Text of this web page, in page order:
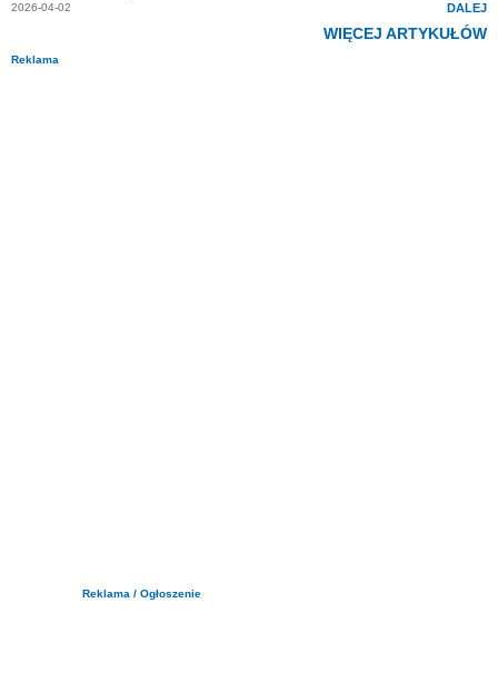
2026-04-02 DALEJ
WIĘCEJ ARTYKUŁÓW
Reklama
Reklama / Ogłoszenie